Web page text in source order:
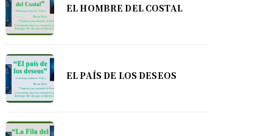
EL HOMBRE DEL COSTAL
EL PAÍS DE LOS DESEOS